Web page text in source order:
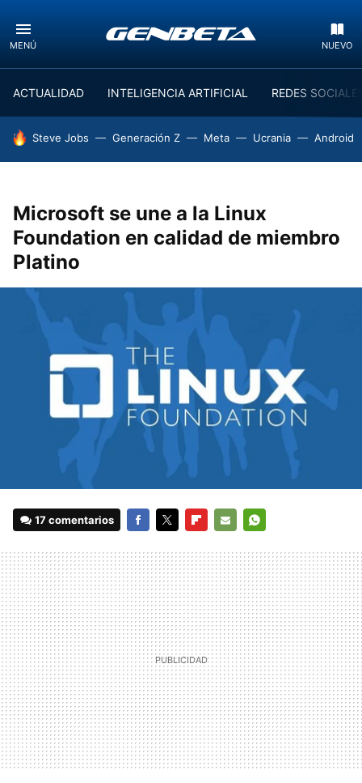
MENÚ NUEVO
ACTUALIDAD INTELIGENCIA ARTIFICIAL REDES
HOY SE HABLA DE
Steve Jobs Generación Z Meta Ucrania Android
Microsoft se une a la Linux
Foundation en calidad de miembro
Platino
17 comentarios
MAIL